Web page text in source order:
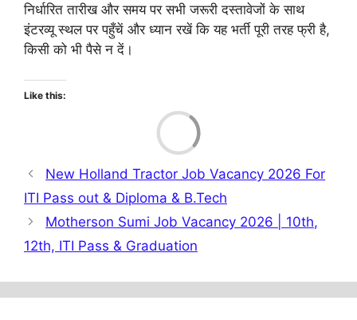
निर्धारित तारीख और समय पर सभी जरूरी दस्तावेजों के साथ
इंटरव्यू स्थल पर पहुँचें और ध्यान रखें कि यह भर्ती पूरी तरह फ्री है,
किसी को भी पैसे न दें।
Like this:
New Holland Tractor Job Vacancy 2026 For
ITI Pass out & Diploma & B.Tech
Motherson Sumi Job Vacancy 2026 | 10th,
12th, ITI Pass & Graduation